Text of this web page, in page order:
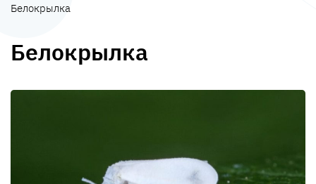
Белокрылка
Белокрылка